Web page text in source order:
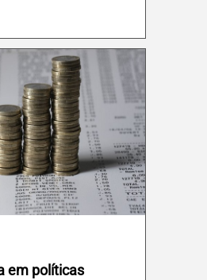
(TO)
(DF)
em políticas